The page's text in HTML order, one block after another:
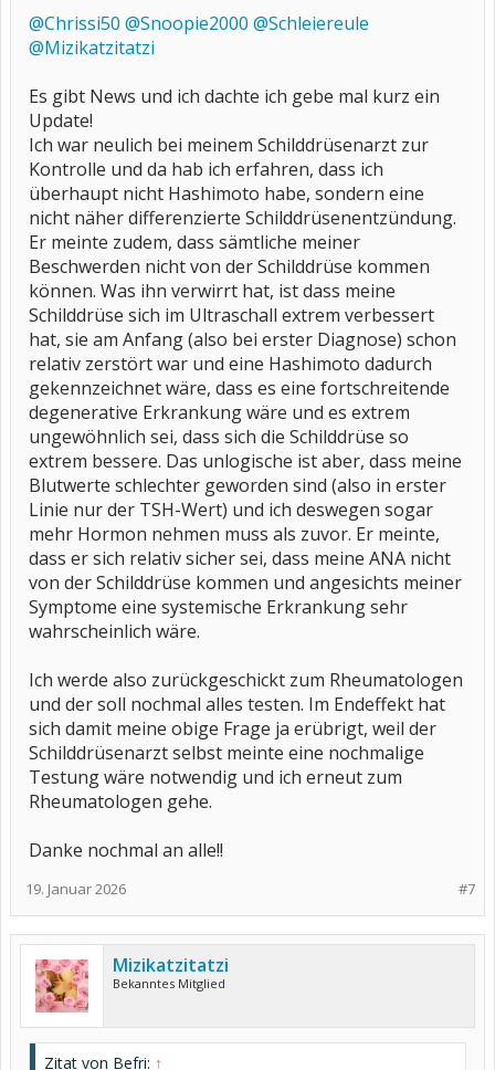
@Chrissi50 @Snoopie2000 @Schleiereule
@Mizikatzitatzi
Es gibt News und ich dachte ich gebe mal kurz ein
Update!
Ich war neulich bei meinem Schilddrüsenarzt zur
Kontrolle und da hab ich erfahren, dass ich
überhaupt nicht Hashimoto habe, sondern eine
nicht näher differenzierte Schilddrüsenentzündung.
Er meinte zudem, dass sämtliche meiner
Beschwerden nicht von der Schilddrüse kommen
können. Was ihn verwirrt hat, ist dass meine
Schilddrüse sich im Ultraschall extrem verbessert
hat, sie am Anfang (also bei erster Diagnose) schon
relativ zerstört war und eine Hashimoto dadurch
gekennzeichnet wäre, dass es eine fortschreitende
degenerative Erkrankung wäre und es extrem
ungewöhnlich sei, dass sich die Schilddrüse so
extrem bessere. Das unlogische ist aber, dass meine
Blutwerte schlechter geworden sind (also in erster
Linie nur der TSH-Wert) und ich deswegen sogar
mehr Hormon nehmen muss als zuvor. Er meinte,
dass er sich relativ sicher sei, dass meine ANA nicht
von der Schilddrüse kommen und angesichts meiner
Symptome eine systemische Erkrankung sehr
wahrscheinlich wäre.
Ich werde also zurückgeschickt zum Rheumatologen
und der soll nochmal alles testen. Im Endeffekt hat
sich damit meine obige Frage ja erübrigt, weil der
Schilddrüsenarzt selbst meinte eine nochmalige
Testung wäre notwendig und ich erneut zum
Rheumatologen gehe.
Danke nochmal an alle!!
#7
19. Januar 2026
Mizikatzitatzi
Bekanntes Mitglied
Zitat von Befri: ↑